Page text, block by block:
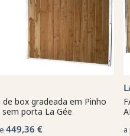
de box gradeada em Pinho
sem porta La Gée
449,36 €